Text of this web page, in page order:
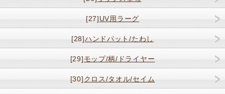
[27]UV用ラーグ
[28]ハンドパット/たわし
[29]モップ/柄/ドライヤー
[30]クロス/タオル/セイム